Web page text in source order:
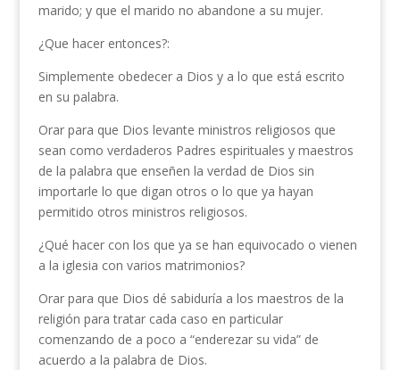
marido; y que el marido no abandone a su mujer.
¿Que hacer entonces?:
Simplemente obedecer a Dios y a lo que está escrito
en su palabra.
Orar para que Dios levante ministros religiosos que
sean como verdaderos Padres espirituales y maestros
de la palabra que enseñen la verdad de Dios sin
importarle lo que digan otros o lo que ya hayan
permitido otros ministros religiosos.
¿Qué hacer con los que ya se han equivocado o vienen
a la iglesia con varios matrimonios?
Orar para que Dios dé sabiduría a los maestros de la
religión para tratar cada caso en particular
comenzando de a poco a “enderezar su vida” de
acuerdo a la palabra de Dios.